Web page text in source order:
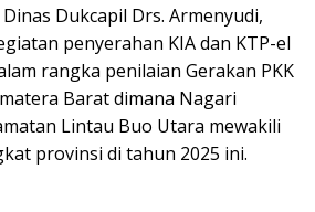
Dukcapil Drs. Armenyudi,
penyerahan KIA dan KTP-el
rangka penilaian Gerakan PKK
Barat dimana Nagari
Lintau Buo Utara mewakili
provinsi di tahun 2025 ini.